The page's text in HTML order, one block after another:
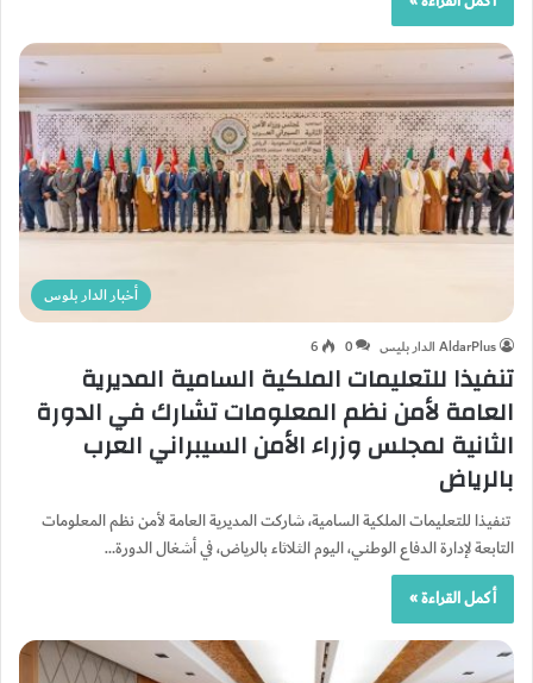
أخبار الدار بلوس
AldarPlus الدار بليس 0
6
تنفيذا للتعليمات الملكية السامية المديرية
العامة لأمن نظم المعلومات تشارك في الدورة
الثانية لمجلس وزراء الأمن السيبراني العرب
بالرياض
تنفيذا للتعليمات الملكية السامية، شاركت المديرية العامة لأمن نظم المعلومات
التابعة لإدارة الدفاع الوطني، اليوم الثلاثاء بالرياض، في أشغال الدورة…
أكمل القراءة »